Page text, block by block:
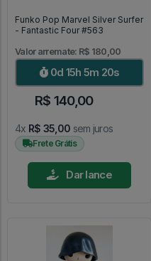
Funko Pop Marvel Silver Surfer
- Fantastic Four #563
Valor arremate: R$ 180,00
0d 15h 5m 19s
R$ 140,00
4x R$ 35,00 sem juros
Frete Grátis
Dar lance